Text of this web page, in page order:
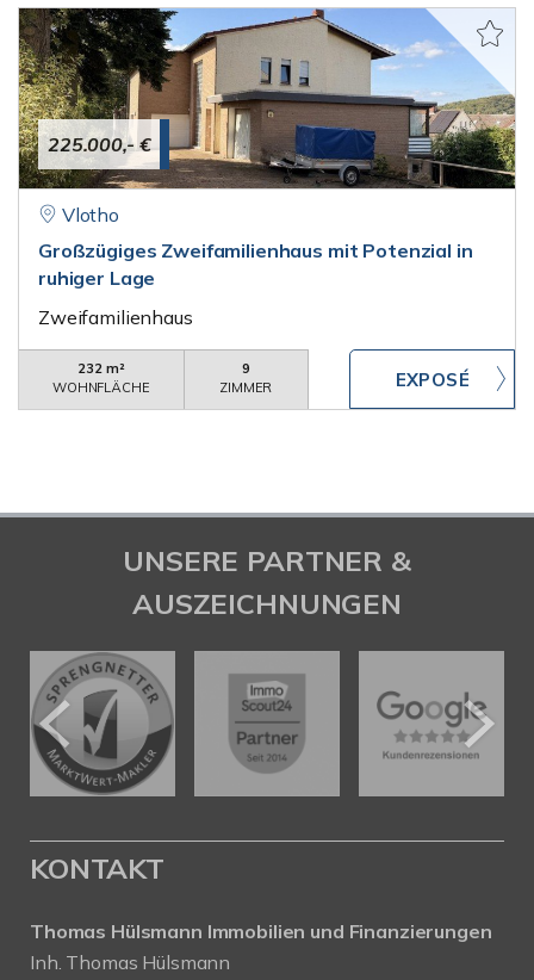
225.000,- €
Vlotho
Großzügiges Zweifamilienhaus mit Potenzial in
ruhiger Lage
Zweifamilienhaus
232 m²
WOHNFLÄCHE
9
ZIMMER
UNSERE PARTNER &
AUSZEICHNUNGEN
KONTAKT
Thomas Hülsmann Immobilien und Finanzierungen
Inh. Thomas Hülsmann